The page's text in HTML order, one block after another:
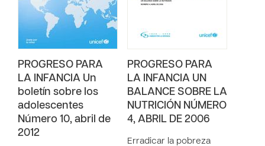
PROGRESO PARA
LA INFANCIA Un
boletín sobre los
adolescentes
Número 10, abril de
2012
PROGRESO PARA
LA INFANCIA UN
BALANCE SOBRE LA
NUTRICIÓN NÚMERO
4, ABRIL DE 2006
Erradicar la pobreza